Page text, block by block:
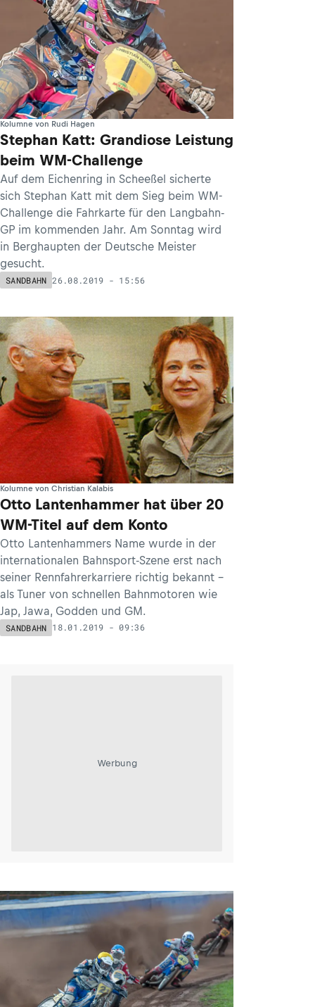
Kolumne von Rudi Hagen
Stephan Katt: Grandiose Leistung
beim WM-Challenge
Auf dem Eichenring in Scheeßel sicherte
sich Stephan Katt mit dem Sieg beim WM-
Challenge die Fahrkarte für den Langbahn-
GP im kommenden Jahr. Am Sonntag wird
in Berghaupten der Deutsche Meister
gesucht.
SANDBAHN 26.08.2019 - 15:56
Kolumne von Christian Kalabis
Otto Lantenhammer hat über 20
WM-Titel auf dem Konto
Otto Lantenhammers Name wurde in der
internationalen Bahnsport-Szene erst nach
seiner Rennfahrerkarriere richtig bekannt –
als Tuner von schnellen Bahnmotoren wie
Jap, Jawa, Godden und GM.
SANDBAHN 18.01.2019 - 09:36
Werbung